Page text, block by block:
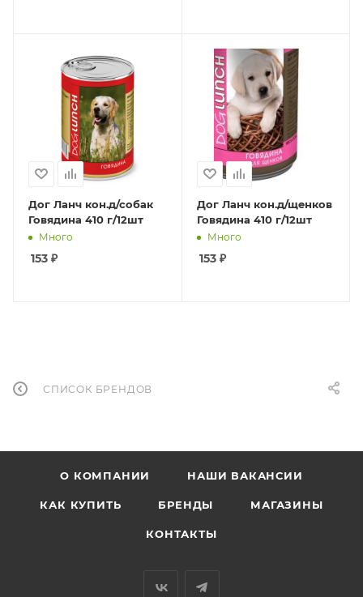
Дог Ланч кон.д/собак
Говядина 410 г/12шт
Много
153 ₽
Дог Ланч кон.д/щенков
Говядина 410 г/12шт
Много
153₽
СПИСОК БРЕНДОВ
О КОМПАНИИ НАШИ ВАКАНСИИ
КАК КУПИТЬ БРЕНДЫ МАГАЗИНЫ
КОНТАКТЫ